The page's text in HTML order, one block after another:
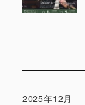
2025年12月